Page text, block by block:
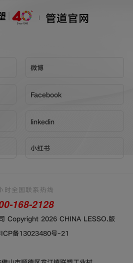
管道官网
微博
Facebook
linkedin
小红书
Copyright 2026 CHINA LESSO.版
ICP备13023480号-21
时全国联系热线
168-2128